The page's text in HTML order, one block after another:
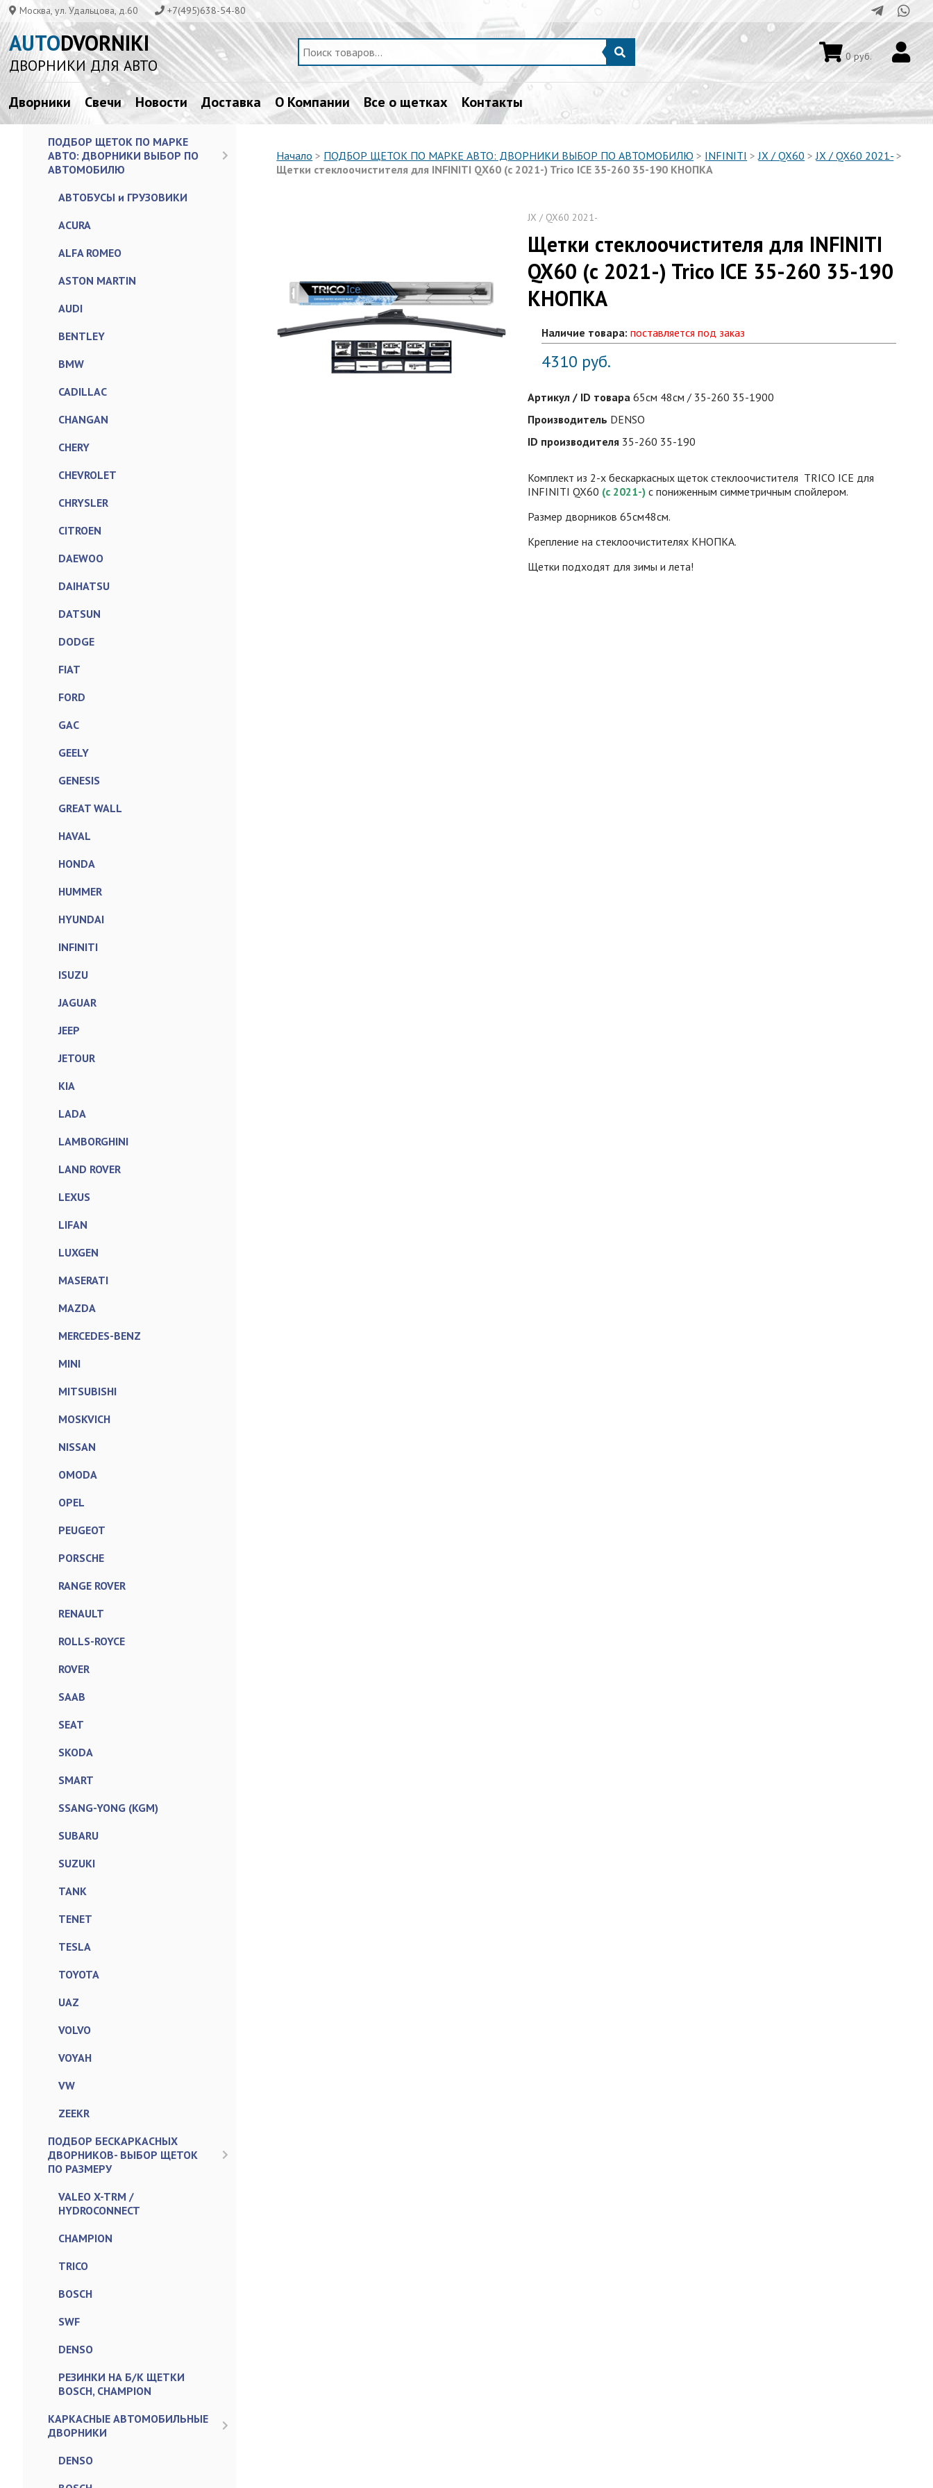
Москва, ул. Удальцова, д.60 +7(495)638-54-80
AUTODVORNIKI
ДВОРНИКИ ДЛЯ АВТО 0руб.
Дворники Свечи Новости Доставка О Компании Все о щетках Контакты
ПОДБОР ЩЕТОК ПО МАРКЕ
АВТО: ДВОРНИКИ ВЫБОР ПО
АВТОМОБИЛЮ
АВТОБУСЫ и ГРУЗОВИКИ
ACURA
ALFA ROMEO
ASTON MARTIN
AUDI
BENTLEY
BMW
CADILLAC
CHANGAN
CHERY
CHEVROLET
CHRYSLER
CITROEN
DAEWOO
DAIHATSU
DATSUN
DODGE
FIAT
FORD
GAC
GEELY
GENESIS
GREAT WALL
HAVAL
HONDA
HUMMER
HYUNDAI
INFINITI
ISUZU
JAGUAR
JEEP
JETOUR
KIA
LADA
LAMBORGHINI
LAND ROVER
LEXUS
LIFAN
LUXGEN
MASERATI
MAZDA
MERCEDES-BENZ
MINI
MITSUBISHI
MOSKVICH
NISSAN
OMODA
OPEL
PEUGEOT
PORSCHE
RANGE ROVER
RENAULT
ROLLS-ROYCE
ROVER
SAAB
SEAT
SKODA
SMART
SSANG-YONG (KGM)
SUBARU
SUZUKI
TANK
TENET
TESLA
TOYOTA
UAZ
VOLVO
VOYAH
VW
ZEEKR
ПОДБОР БЕСКАРКАСНЫХ
ДВОРНИКОВ- ВЫБОР ЩЕТОК
ПО РАЗМЕРУ
VALEO X-TRM /
HYDROCONNECT
CHAMPION
TRICO
BOSCH
SWF
DENSO
РЕЗИНКИ НА Б/К ЩЕТКИ
BOSCH, CHAMPION
КАРКАСНЫЕ АВТОМОБИЛЬНЫЕ
ДВОРНИКИ
DENSO
Начало > ПОДБОР ЩЕТОК ПО МАРКЕ АВТО: ДВОРНИКИ ВЫБОР ПО АВТОМОБИЛЮ > INFINITI >JX / QX60 >JX / QX60 2021- >
Щетки стеклоочистителя для INFINITI QX60 (с 2021-) Trico ICE 35-260 35-190 КНОПКА
JX / QX60 2021-
Щетки стеклоочистителя для INFINITI
QX60 (с 2021-) Trico ICE 35-260 35-190
КНОПКА
Наличие товара: поставляется под заказ
4310 руб.
Артикул / ID товара 65см 48см / 35-260 35-1900
Производитель DENSO
ID производителя 35-260 35-190
Комплект из 2-х бескаркасных щеток стеклоочистителя TRICO ICE для
INFINITI QX60 (с 2021-) с пониженным симметричным спойлером.
Размер дворников 65см48см.
Крепление на стеклоочистителях КНОПКА.
Щетки подходят для зимы и лета!